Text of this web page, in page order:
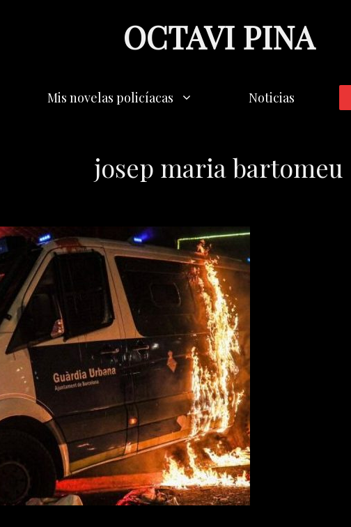
OCTAVI PINA
Mis novelas policíacas Noticias
josep maria bartomeu